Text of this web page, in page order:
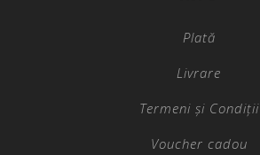
Plată
Livrare
Termeni și Condiții
Voucher cadou